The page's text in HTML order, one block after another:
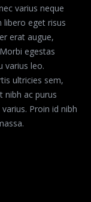
varius neque
libero eget risus
erat augue,
egestas
varius leo.
ultricies sem,
nibh ac purus
Proin id nibh